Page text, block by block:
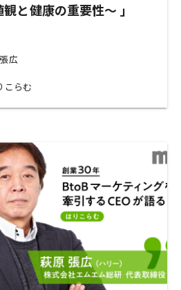
と健康の重要性～ 」
広
こらむ